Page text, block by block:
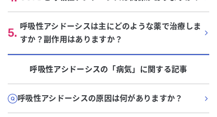
5. 呼吸性アシドーシスは主にどのような薬で治療しま
すか？副作用はありますか？
呼吸性アシドーシスの「病気」に関する記事
呼吸性アシドーシスの原因は何がありますか？